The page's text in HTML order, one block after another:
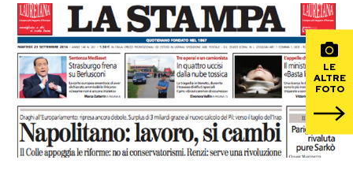
Sport
Mondiali calcio 2026
PODCAST
NEWSLETTER
LE
ALTRE
FOTO